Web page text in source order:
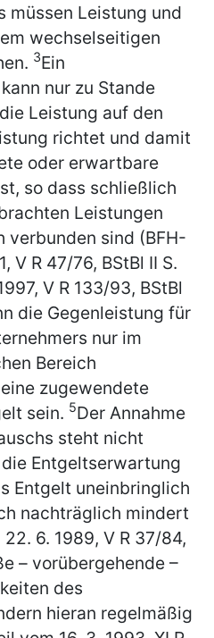
müssen Leistung und
wechselseitigen
3Ein
nur zu Stande
Leistung auf den
richtet und damit
oder erwartbare
so dass schließlich
Leistungen
verbunden sind (BFH-
V R 47/76, BStBl II S.
V R 133/93, BStBl
die Gegenleistung für
nur im
Bereich
zugewendete
sein. 5Der Annahme
steht nicht
Entgeltserwartung
Entgelt uneinbringlich
nachträglich mindert
6. 1989, V R 37/84,
– vorübergehende –
des
hieran regelmäßig